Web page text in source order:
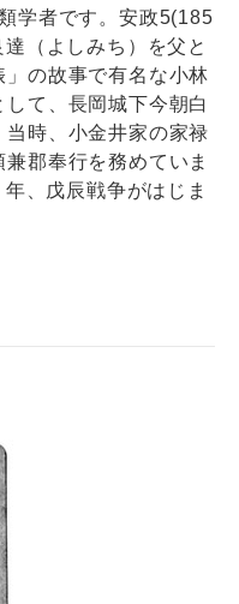
学者です。安政5(185
（よしみち）を父と
」の故事で有名な小林
て、長岡城下今朝白
当時、小金井家の家禄
郡奉行を務めていま
、戊辰戦争がはじま